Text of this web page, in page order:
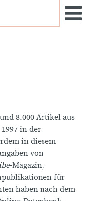
8.000 Artikel aus
in der
in diesem
von
-Magazin,
für
haben nach dem